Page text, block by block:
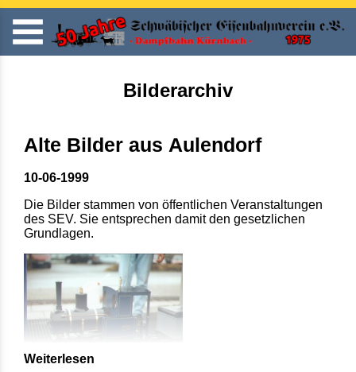
Bilderarchiv
Alte Bilder aus Aulendorf
10-06-1999
Die Bilder stammen von öffentlichen Veranstaltungen
des SEV. Sie entsprechen damit den gesetzlichen
Grundlagen.
Weiterlesen